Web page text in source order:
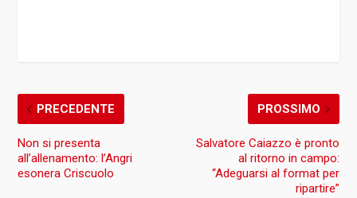
PRECEDENTE
Non si presenta
all’allenamento: l’Angri
esonera Criscuolo
PROSSIMO
Salvatore Caiazzo è pronto
al ritorno in campo:
“Adeguarsi al format per
ripartire”